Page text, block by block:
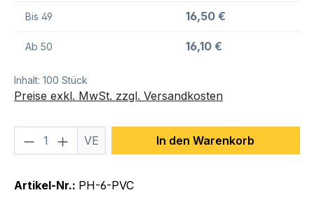
Bis 49 16,50 €
Ab 50 16,10 €
Inhalt: 100 Stück
Preise exkl. MwSt. zzgl. Versandkosten
Produkt Anzahl: Gib den
VE In den Warenkorb
Artikel-Nr.: PH-6-PVC